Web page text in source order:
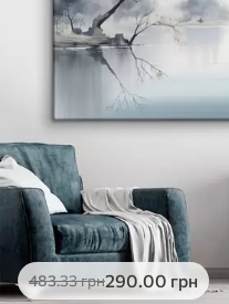
483.33грн290.00 грн